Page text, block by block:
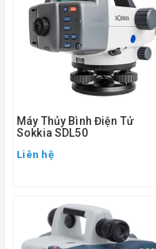
Máy Thủy Bình Điện Tử
Sokkia SDL50
Liên hệ